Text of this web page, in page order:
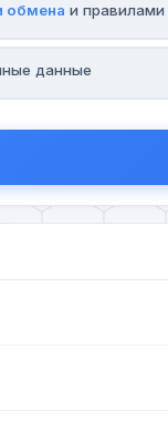
обмена и правилами
данные